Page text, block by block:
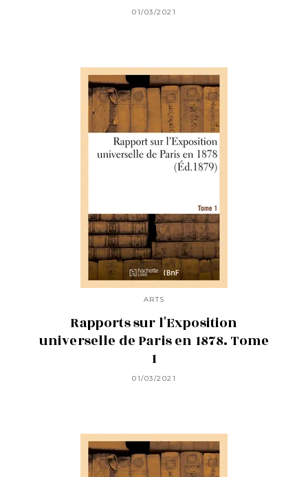
01/03/2021
ARTS
Rapports sur l'Exposition
universelle de Paris en 1878. Tome
1
01/03/2021